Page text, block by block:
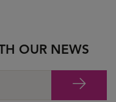
OUR NEWS